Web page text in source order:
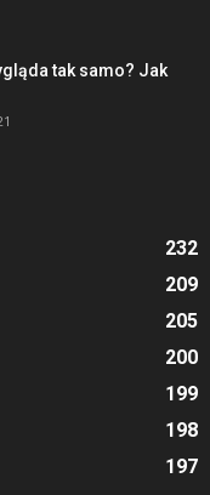
tak samo? Jak
232
209
205
200
199
198
197